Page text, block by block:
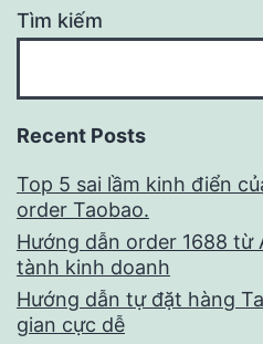
Tìm kiếm
Recent Posts
Top 5 sai lầm kinh điển
order Taobao.
Hướng dẫn order 1688 từ
tành kinh doanh
Hướng dẫn tự đặt hàng
gian cực dễ